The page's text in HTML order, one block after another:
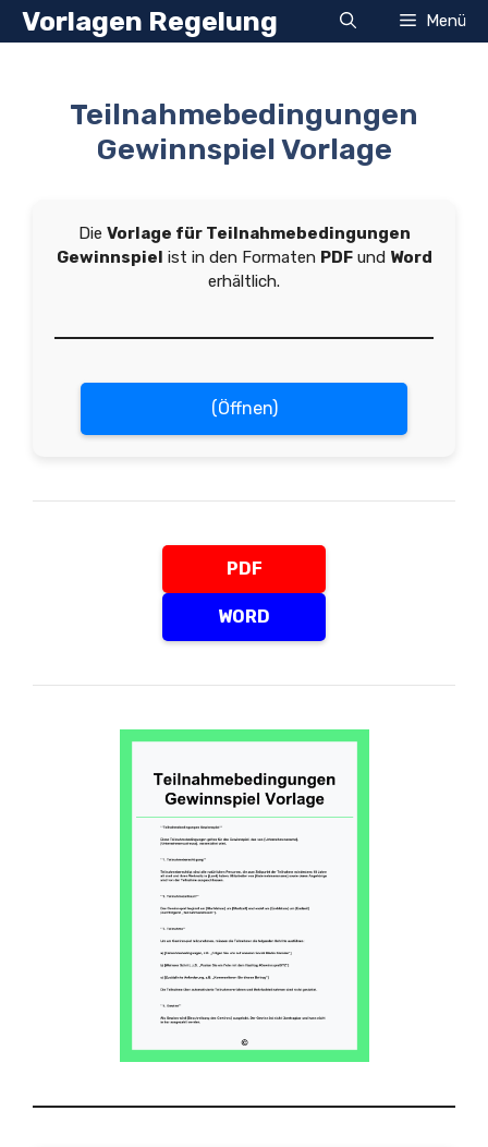
Zum
InhaltVorlagen Regelung Menü
Teilnahmebedingungen
Gewinnspiel Vorlage
Die Vorlage für Teilnahmebedingungen
Gewinnspiel ist in den Formaten PDFund Word
erhältlich.
(Öffnen)
PDF
WORD